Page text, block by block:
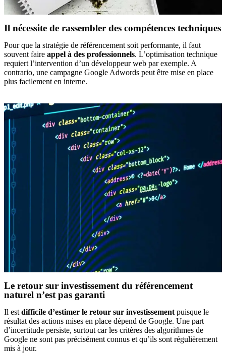
Il nécessite de rassembler des compétences techniques
Pour que la stratégie de référencement soit performante, il faut
souvent faire appel à des professionnels. L’optimisation technique
requiert l’intervention d’un développeur web par exemple. A
contrario, une campagne Google Adwords peut être mise en place
plus facilement en interne.
Le retour sur investissement du référencement
naturel n’est pas garanti
Il est difficile d’estimer le retour sur investissement puisque le
résultat des actions mises en place dépend de Google. Une part
d’incertitude persiste, surtout car les critères des algorithmes de
Google ne sont pas précisément connus et qu’ils sont régulièrement
mis à jour.